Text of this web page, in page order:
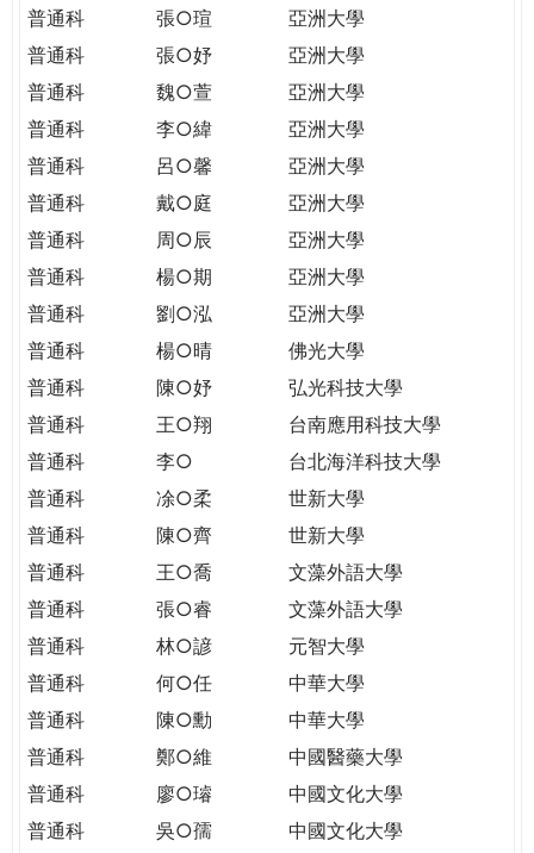
普通科
張○瑄
亞洲大學
普通科
張○妤
亞洲大學
普通科
魏○萱
亞洲大學
普通科
李○緯
亞洲大學
普通科
呂○馨
亞洲大學
普通科
戴○庭
亞洲大學
普通科
周○辰
亞洲大學
普通科
楊○期
亞洲大學
普通科
劉○泓
亞洲大學
普通科
楊○晴
佛光大學
普通科
陳○妤
弘光科技大學
普通科
王○翔
台南應用科技大學
普通科
李○
台北海洋科技大學
普通科
凃○柔
世新大學
普通科
陳○齊
世新大學
普通科
王○喬
文藻外語大學
普通科
張○睿
文藻外語大學
普通科
林○諺
元智大學
普通科
何○任
中華大學
普通科
陳○勳
中華大學
普通科
鄭○維
中國醫藥大學
普通科
廖○璿
中國文化大學
普通科
吳○孺
中國文化大學